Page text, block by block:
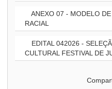
ANEXO 07 - MODELO
RACIAL
EDITAL 042026 -
CULTURAL FESTIVAL DE